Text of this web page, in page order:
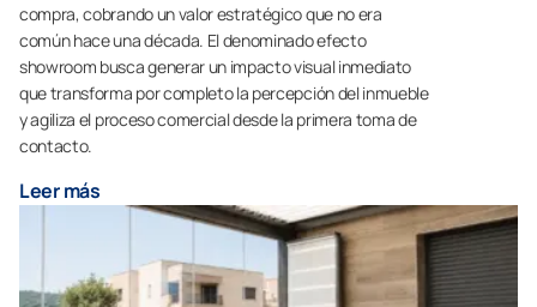
compra, cobrando un valor estratégico que no era
común hace una década. El denominado efecto
showroom busca generar un impacto visual inmediato
que transforma por completo la percepción del inmueble
y agiliza el proceso comercial desde la primera toma de
contacto.
Leer más